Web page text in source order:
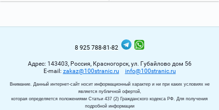
8 925 788-81-82
Адрес: 143403, Россия, Красногорск, ул. Губайлово дом 56
Е-mail: zakaz@100stranic.ru info@100stranic.ru
Внимание. Данный интернет-сайт носит информационный характер и ни при каких условиях не
является публичной офертой,
которая определяется положениями Статьи 437 (2) Гражданского кодекса РФ. Для получения
подробной информации